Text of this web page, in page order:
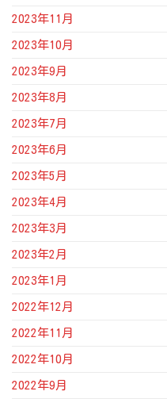
2023年11月
2023年10月
2023年9月
2023年8月
2023年7月
2023年6月
2023年5月
2023年4月
2023年3月
2023年2月
2023年1月
2022年12月
2022年11月
2022年10月
2022年9月